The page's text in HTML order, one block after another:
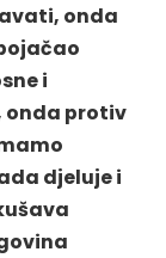
onda
i
onda protiv
djeluje i